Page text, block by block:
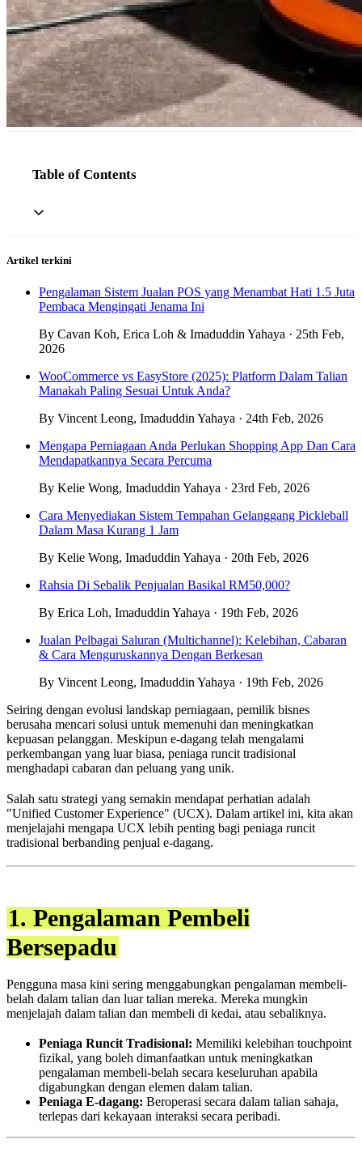
Table of Contents
Artikel terkini
Pengalaman Sistem Jualan POS yang Menambat Hati 1.5 Juta
Pembaca Mengingati Jenama Ini
By Cavan Koh, Erica Loh & Imaduddin Yahaya · 25th Feb,
2026
WooCommerce vs EasyStore (2025): Platform Dalam Talian
Manakah Paling Sesuai Untuk Anda?
By Vincent Leong, Imaduddin Yahaya · 24th Feb, 2026
Mengapa Perniagaan Anda Perlukan Shopping App Dan Cara
Mendapatkannya Secara Percuma
By Kelie Wong, Imaduddin Yahaya · 23rd Feb, 2026
Cara Menyediakan Sistem Tempahan Gelanggang Pickleball
Dalam Masa Kurang 1 Jam
By Kelie Wong, Imaduddin Yahaya · 20th Feb, 2026
Rahsia Di Sebalik Penjualan Basikal RM50,000?
By Erica Loh, Imaduddin Yahaya · 19th Feb, 2026
Jualan Pelbagai Saluran (Multichannel): Kelebihan, Cabaran
& Cara Menguruskannya Dengan Berkesan
By Vincent Leong, Imaduddin Yahaya · 19th Feb, 2026
Seiring dengan evolusi landskap perniagaan, pemilik bisnes
berusaha mencari solusi untuk memenuhi dan meningkatkan
kepuasan pelanggan. Meskipun e-dagang telah mengalami
perkembangan yang luar biasa, peniaga runcit tradisional
menghadapi cabaran dan peluang yang unik.
Salah satu strategi yang semakin mendapat perhatian adalah
"Unified Customer Experience" (UCX). Dalam artikel ini, kita akan
menjelajahi mengapa UCX lebih penting bagi peniaga runcit
tradisional berbanding penjual e-dagang.
1. Pengalaman Pembeli
Bersepadu
Pengguna masa kini sering menggabungkan pengalaman membeli-
belah dalam talian dan luar talian mereka. Mereka mungkin
menjelajah dalam talian dan membeli di kedai, atau sebaliknya.
Peniaga Runcit Tradisional: Memiliki kelebihan touchpoint
fizikal, yang boleh dimanfaatkan untuk meningkatkan
pengalaman membeli-belah secara keseluruhan apabila
digabungkan dengan elemen dalam talian.
Peniaga E-dagang: Beroperasi secara dalam talian sahaja,
terlepas dari kekayaan interaksi secara peribadi.